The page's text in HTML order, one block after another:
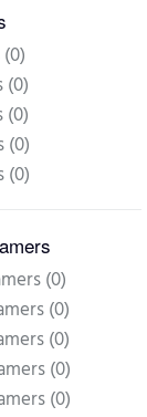
(0)
(0)
(0)
(0)
(0)
(0)
(0)
(0)
(0)